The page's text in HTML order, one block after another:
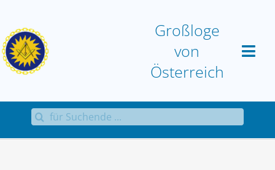
springen
Großloge
von
Österreich
HomeSuche
nach: